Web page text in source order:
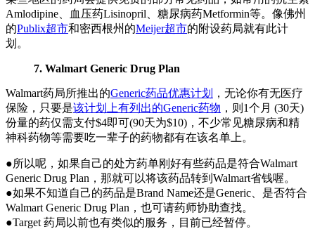
Amlodipine、血压药Lisinopril、糖尿病药Metformin等。像佛州
的Publix超市和密西根州的Meijer超市的附设药局就有此计
划。
7. Walmart Generic Drug Plan
Walmart药局所推出的Generic药品优惠计划
，无论你有无医疗
保险，只要是该计划上有列出的Generic药物 ，则1个月 (30天)
份量的药仅需支付$4即可(90天为$10)，不少常见糖尿病和精
神科药物等需要吃一辈子的药物都有在该名单上。
●所以呢，如果自己的处方药单刚好有些药品是符合Walmart
Generic Drug Plan，那就可以将该药品转到Walmart省钱喔。
●如果不知道自己的药品是Brand Name还是Generic、是否符合
Walmart Generic Drug Plan，也可请药师协助查找。
●Target 药局以前也有类似的服务，目前已经暂停。